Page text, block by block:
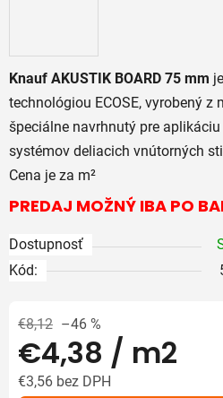
Knauf AKUSTIK BOARD 75 mm
technológiou ECOSE, vyrobený z
špeciálne navrhnutý pre
systémov deliacich vnútorných
Cena je za m²
PREDAJ MOŽNÝ IBA PO
Dostupnosť
Kód:
€8,12 –46 %
€4,38 / m2
€3,56 bez DPH